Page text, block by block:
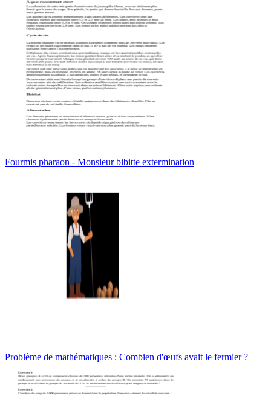
Fourmis pharaon - Monsieur bibitte extermination
Problème de mathématiques : Combien d'œufs avait le fermier ?